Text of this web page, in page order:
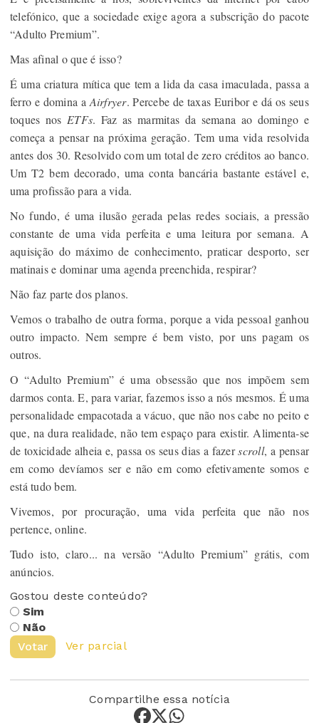
telefónico, que a sociedade exige agora a subscrição do pacote
“Adulto Premium”.
Mas afinal o que é isso?
É uma criatura mítica que tem a lida da casa imaculada, passa a
ferro e domina a Airfryer. Percebe de taxas Euribor e dá os seus
toques nos ETFs. Faz as marmitas da semana ao domingo e
começa a pensar na próxima geração. Tem uma vida resolvida
antes dos 30. Resolvido com um total de zero créditos ao banco.
Um T2 bem decorado, uma conta bancária bastante estável e,
uma profissão para a vida.
No fundo, é uma ilusão gerada pelas redes sociais, a pressão
constante de uma vida perfeita e uma leitura por semana. A
aquisição do máximo de conhecimento, praticar desporto, ser
matinais e dominar uma agenda preenchida, respirar?
Não faz parte dos planos.
Vemos o trabalho de outra forma, porque a vida pessoal ganhou
outro impacto. Nem sempre é bem visto, por uns pagam os
outros.
O “Adulto Premium” é uma obsessão que nos impõem sem
darmos conta. E, para variar, fazemos isso a nós mesmos. É uma
personalidade empacotada a vácuo, que não nos cabe no peito e
que, na dura realidade, não tem espaço para existir. Alimenta-se
de toxicidade alheia e, passa os seus dias a fazerscroll, a pensar
em como devíamos ser e não em como efetivamente somos e
está tudo bem.
Vivemos, por procuração, uma vida perfeita que não nos
pertence, online.
Tudo isto, claro... na versão “Adulto Premium” grátis, com
anúncios.
Gostou deste conteúdo?
Sim
Não
Votar
Ver parcial
Compartilhe essa notícia